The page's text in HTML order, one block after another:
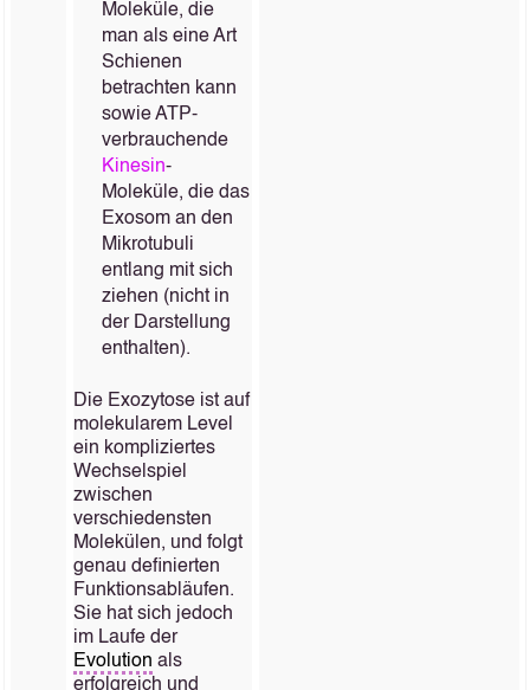
Moleküle, die
man als eine Art
Schienen
betrachten kann
sowie ATP-
verbrauchende
Kinesin-
Moleküle, die das
Exosom an den
Mikrotubuli
entlang mit sich
ziehen (nicht in
der Darstellung
enthalten).
Die Exozytose ist auf
molekularem Level
ein kompliziertes
Wechselspiel
zwischen
verschiedensten
Molekülen, und folgt
genau definierten
Funktionsabläufen.
Sie hat sich jedoch
im Laufe der
Evolution als
erfolgreich und